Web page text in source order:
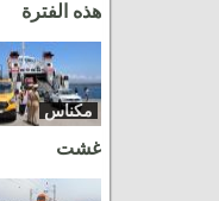
هذه الفترة
مكناس
غشت